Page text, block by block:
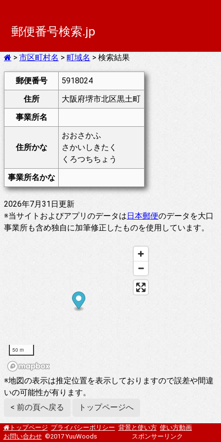
郵便番号検索.jp
> 市区町村名 > 町域名 > 検索結果
郵便番号
5918024
住所
大阪府堺市北区黒土町
事業所名
住所かな
おおさかふ
さかいしきたく
くろつちちょう
事業所名かな
2026年7月31日更新
※当サイトおよびアプリのデータは日本郵便のデータを大口
事業所も含め独自に加筆修正したものを使用しています。
50 m
※地図の表示は推定位置を表示しておりますので誤差や間違
いの可能性が有ります。
< 前の頁へ戻る
トップページへ
トップページ プライバシーポリシー 背景と使い方 使い方動画
お問い合わせ ©2017 YuuWoods スポンサーリンク